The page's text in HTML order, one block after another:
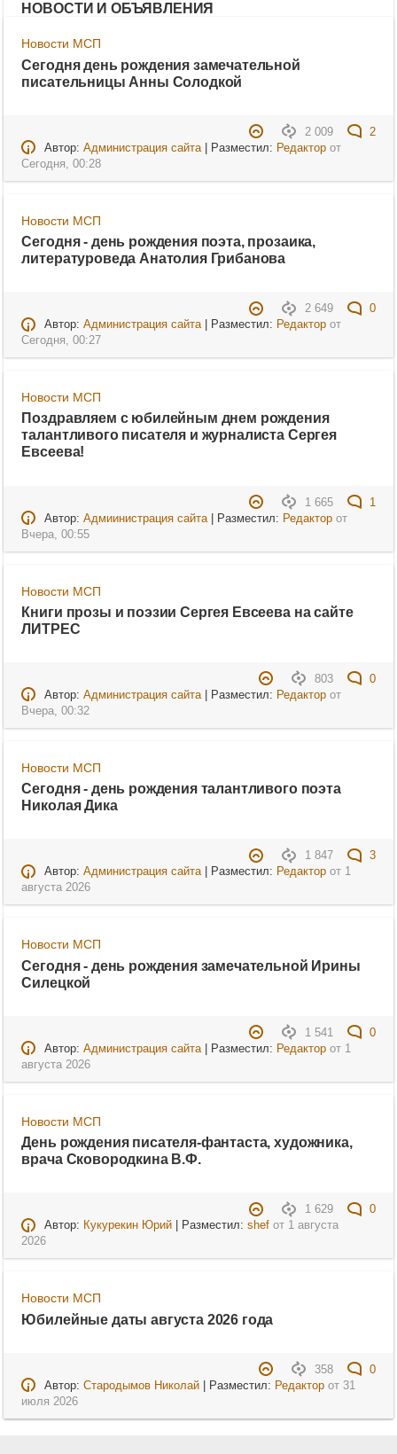
НОВОСТИ И ОБЪЯВЛЕНИЯ
Новости МСП
Сегодня день рождения замечательной
писательницы Анны Солодкой
2 009
2
Автор: Администрация сайта| Разместил: Редакторот
Сегодня, 00:28
Новости МСП
Сегодня - день рождения поэта, прозаика,
литературоведа Анатолия Грибанова
2 649
0
Автор: Администрация сайта| Разместил: Редакторот
Сегодня, 00:27
Новости МСП
Поздравляем с юбилейным днем рождения
талантливого писателя и журналиста Сергея
Евсеева!
1 665
1
Автор: Адмиинистрация сайта| Разместил: Редакторот
Вчера, 00:55
Новости МСП
Книги прозы и поэзии Сергея Евсеева на сайте
ЛИТРЕС
803
0
Автор: Администрация сайта| Разместил: Редакторот
Вчера, 00:32
Новости МСП
Сегодня - день рождения талантливого поэта
Николая Дика
1 847
3
Автор: Администрация сайта| Разместил: Редакторот 1
августа 2026
Новости МСП
Сегодня - день рождения замечательной Ирины
Силецкой
1 541
0
Автор: Администрация сайта| Разместил: Редакторот 1
августа 2026
Новости МСП
День рождения писателя-фантаста, художника,
врача Сковородкина В.Ф.
1 629
0
Автор: Кукурекин Юрий| Разместил: shefот 1 августа
2026
Новости МСП
Юбилейные даты августа 2026 года
358
0
Автор: Стародымов Николай| Разместил: Редакторот 31
июля 2026